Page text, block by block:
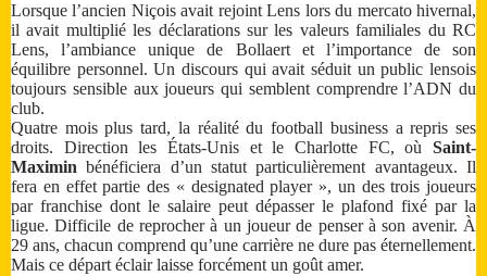
Lorsque l’ancien Niçois avait rejoint Lens lors du mercato hivernal,
il avait multiplié les déclarations sur les valeurs familiales du RC
Lens, l’ambiance unique de Bollaert et l’importance de son
équilibre personnel. Un discours qui avait séduit un public lensois
toujours sensible aux joueurs qui semblent comprendre l’ADN du
club.
Quatre mois plus tard, la réalité du football business a repris ses
droits. Direction les États-Unis et le Charlotte FC, où Saint-
Maximin bénéficiera d’un statut particulièrement avantageux. Il
fera en effet partie des « designated player », un des trois joueurs
par franchise dont le salaire peut dépasser le plafond fixé par la
ligue. Difficile de reprocher à un joueur de penser à son avenir. À
29 ans, chacun comprend qu’une carrière ne dure pas éternellement.
Mais ce départ éclair laisse forcément un goût amer.